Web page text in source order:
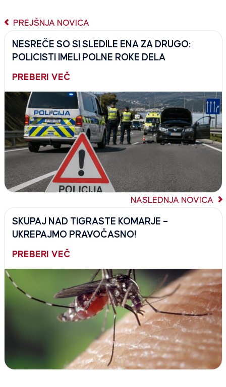
PREJŠNJA NOVICA
NESREČE SO SI SLEDILE ENA ZA DRUGO:
POLICISTI IMELI POLNE ROKE DELA
PREBERI VEČ
NASLEDNJA NOVICA
SKUPAJ NAD TIGRASTE KOMARJE –
UKREPAJMO PRAVOČASNO!
PREBERI VEČ